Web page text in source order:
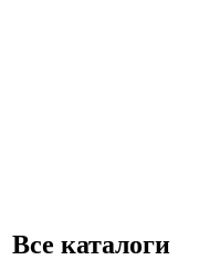
Все каталоги